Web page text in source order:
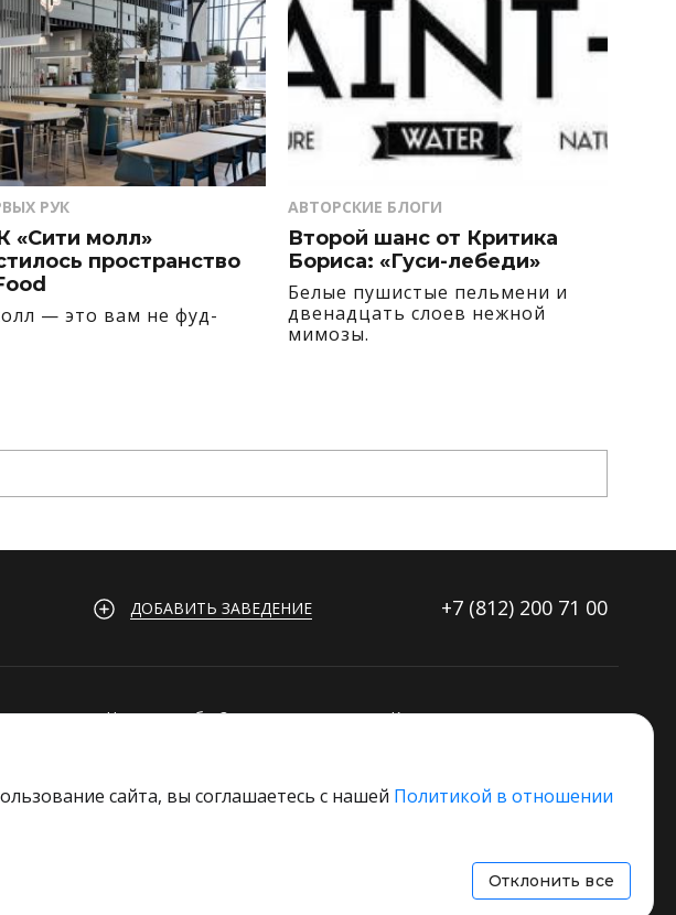
РУК
«Сити молл»
пространство
— это вам не фуд-
АВТОРСКИЕ БЛОГИ
Второй шанс от Критика
Бориса: «Гуси-лебеди»
Белые пушистые пельмени и
двенадцать слоев нежной
мимозы.
ДОБАВИТЬ ЗАВЕДЕНИЕ +7 (812) 200 71 00
Нашли ошибку?
Вакансии
Контакты
Основной стек технологий
сайта, вы соглашаетесь с нашей Политикой в отношении
Отклонить все